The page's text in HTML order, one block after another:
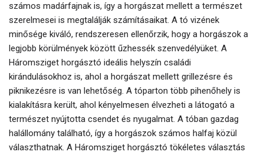
számos madárfajnak is, így a horgászat mellett a természet
szerelmesei is megtalálják számításaikat. A tó vizének
minősége kiváló, rendszeresen ellenőrzik, hogy a horgászok a
legjobb körülmények között űzhessék szenvedélyüket. A
Háromsziget horgásztó ideális helyszín családi
kirándulásokhoz is, ahol a horgászat mellett grillezésre és
piknikezésre is van lehetőség. A tóparton több pihenőhely is
kialakításra került, ahol kényelmesen élvezheti a látogató a
természet nyújtotta csendet és nyugalmat. A tóban gazdag
halállomány található, így a horgászok számos halfaj közül
választhatnak. A Háromsziget horgásztó tökéletes választás